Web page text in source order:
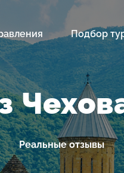
Подбор
Реальные отзывы